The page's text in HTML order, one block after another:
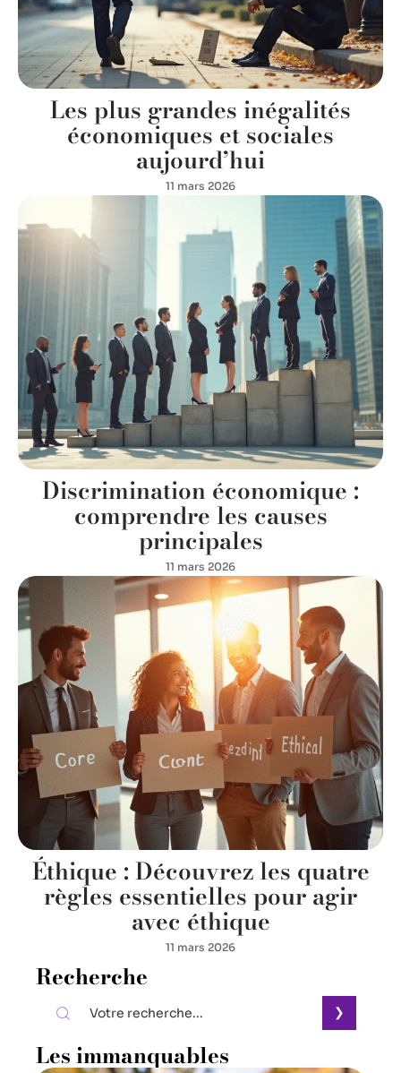
Les plus grandes inégalités
économiques et sociales
aujourd’hui
11 mars 2026
Discrimination économique :
comprendre les causes
principales
11 mars 2026
Éthique : Découvrez les quatre
règles essentielles pour agir
avec éthique
11 mars 2026
Recherche
Les immanquables